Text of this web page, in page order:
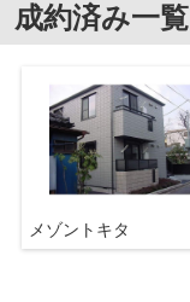
成約済み一覧
メゾントキタ